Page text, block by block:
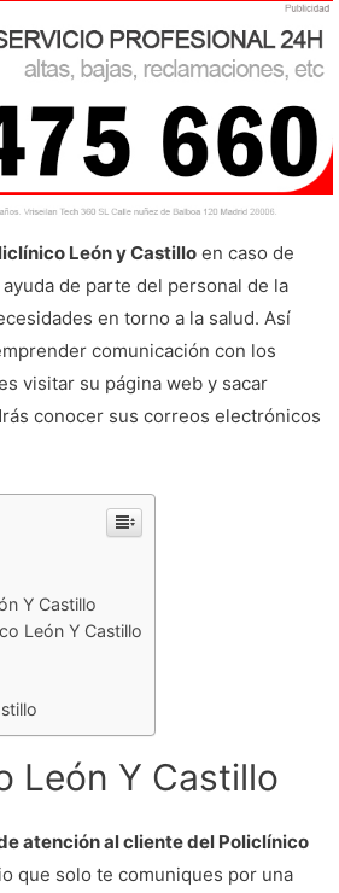
León y Castillo en caso de
de parte del personal de la
en torno a la salud. Así
comunicación con los
visitar su página web y sacar
conocer sus correos electrónicos
Y Castillo
León Y Castillo
León Y Castillo
atención al cliente del Policlínico
que solo te comuniques por una